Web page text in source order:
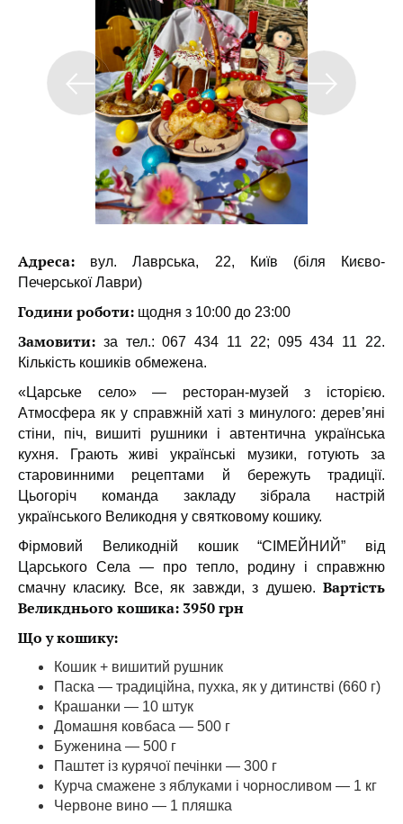
Адреса: вул. Лаврська, 22, Київ (біля Києво-
Печерської Лаври)
Години роботи: щодня з 10:00 до 23:00
Замовити: за тел.: 067 434 11 22; 095 434 11 22.
Кількість кошиків обмежена.
«Царське село» — ресторан-музей з історією.
Атмосфера як у справжній хаті з минулого: дерев’яні
стіни, піч, вишиті рушники і автентична українська
кухня. Грають живі українські музики, готують за
старовинними рецептами й бережуть традиції.
Цьогоріч команда закладу зібрала настрій
українського Великодня у святковому кошику.
Фірмовий Великодній кошик “СІМЕЙНИЙ” від
Царського Села — про тепло, родину і справжню
смачну класику. Все, як завжди, з душею. Вартість
Великднього кошика: 3950 грн
Що у кошику:
Кошик + вишитий рушник
Паска — традиційна, пухка, як у дитинстві (660 г)
Крашанки — 10 штук
Домашня ковбаса — 500 г
Буженина — 500 г
Паштет із курячої печінки — 300 г
Курча смажене з яблуками і чорносливом — 1 кг
Червоне вино — 1 пляшка